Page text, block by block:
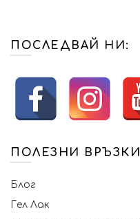
ПОСЛЕДВАЙ НИ:
ПОЛЕЗНИ ВРЪЗКИ
Блог
Гел Лак